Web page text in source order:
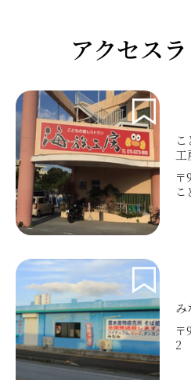
アクセス
工
〒
こ
み
〒
2